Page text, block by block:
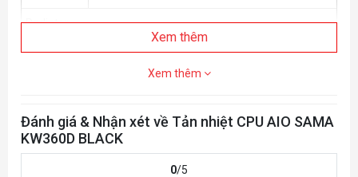
Radiator
Kích cỡ
395*120*27 mm
Quạt
Tốc độ
900-1800 RPM
Xem thêm
Xem thêm
Đánh giá & Nhận xét về Tản nhiệt CPU AIO SAMA
KW360D BLACK
0/5